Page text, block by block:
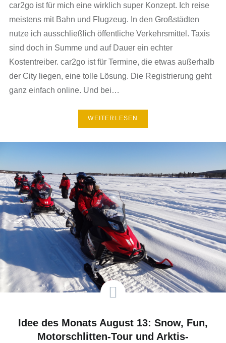
car2go ist für mich eine wirklich super Konzept. Ich reise
meistens mit Bahn und Flugzeug. In den Großstädten
nutze ich ausschließlich öffentliche Verkehrsmittel. Taxis
sind doch in Summe und auf Dauer ein echter
Kostentreiber. car2go ist für Termine, die etwas außerhalb
der City liegen, eine tolle Lösung. Die Registrierung geht
ganz einfach online. Und bei…
WEITERLESEN
Idee des Monats August 13: Snow, Fun,
Motorschlitten-Tour und Arktis-